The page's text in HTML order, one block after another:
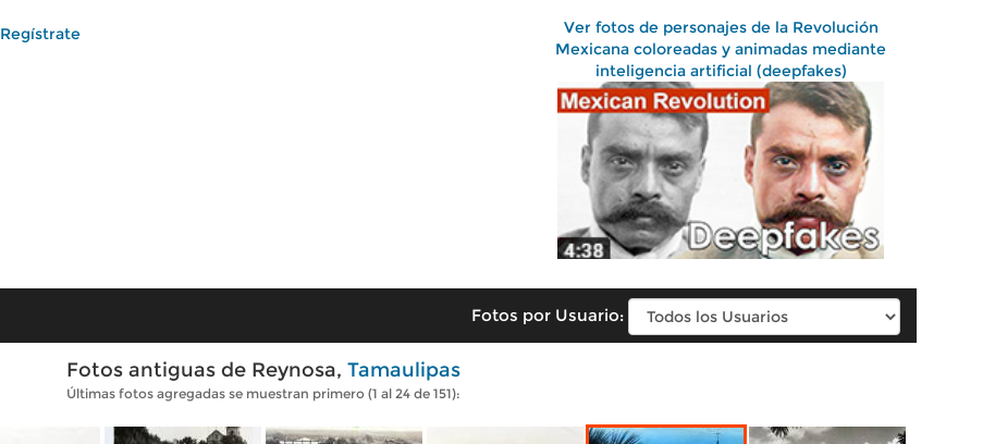
Regístrate
Ver fotos de personajes de la Revolución
Mexicana coloreadas y animadas mediante
inteligencia artificial (deepfakes)
Fotos por Usuario:
Fotos antiguas de Reynosa, Tamaulipas
Últimas fotos agregadas se muestran primero (1 al 24 de 151):